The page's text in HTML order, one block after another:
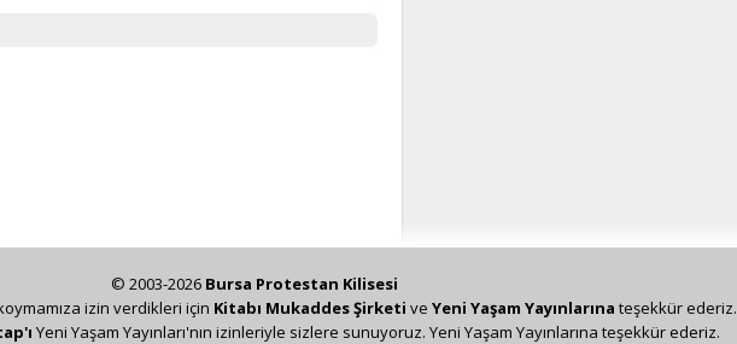
© 2003-2026 Bursa Protestan Kilisesi
izin verdikleri için Kitabı Mukaddes Şirketi ve Yeni Yaşam Yayınlarına teşekkür ederiz.
Yeni Yaşam Yayınları'nın izinleriyle sizlere sunuyoruz. Yeni Yaşam Yayınlarına teşekkür ederiz.